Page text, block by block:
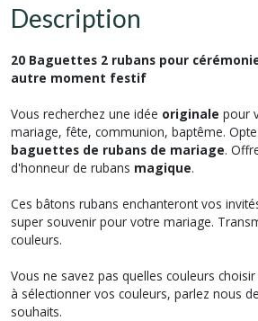
Description
20 Baguettes 2 rubans pour
autre moment festif
Vous recherchez une idée originale pour
mariage, fête, communion, baptême.
baguettes de rubans de mariage.
d'honneur de rubans magique.
Ces bâtons rubans enchanteront vos
super souvenir pour votre mariage.
couleurs.
Vous ne savez pas quelles couleurs
à sélectionner vos couleurs, parlez nous
souhaits.